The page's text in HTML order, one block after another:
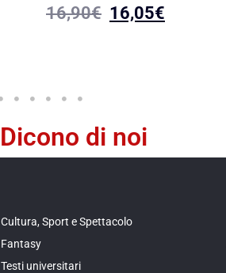
16,90€ 16,05€
Dicono di noi
Cultura, Sport e Spettacolo
Fantasy
Testi universitari